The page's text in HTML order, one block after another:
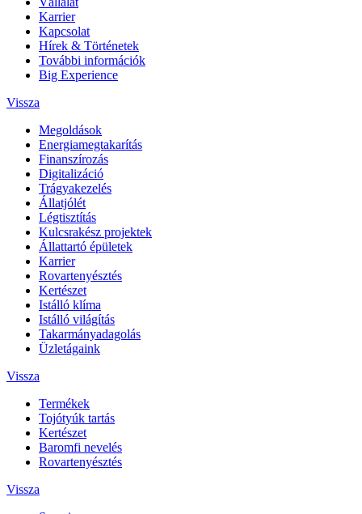
Karrier
Kapcsolat
Hírek & Történetek
További információk
Big Experience
Vissza
Megoldások
Energiamegtakarítás
Finanszírozás
Digitalizáció
Trágyakezelés
Állatjólét
Légtisztítás
Kulcsrakész projektek
Állattartó épületek
Karrier
Rovartenyésztés
Kertészet
Istálló klíma
Istálló világítás
Takarmányadagolás
Üzletágaink
Vissza
Termékek
Tojótyúk tartás
Kertészet
Baromfi nevelés
Rovartenyésztés
Vissza